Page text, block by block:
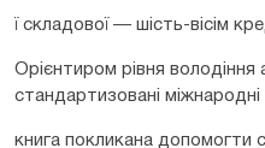
ї складової — шість-вісім
Орієнтиром рівня володіння
стандартизовані
книга покликана допомогти